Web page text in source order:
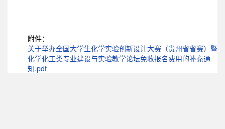
附件：
关于举办全国大学生化学实验创新设计大赛（贵州省省赛）暨
化学化工类专业建设与实验教学论坛免收报名费用的补充通
知.pdf